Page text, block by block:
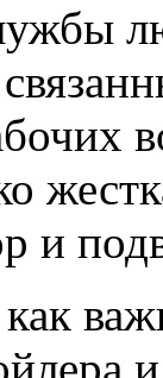
и